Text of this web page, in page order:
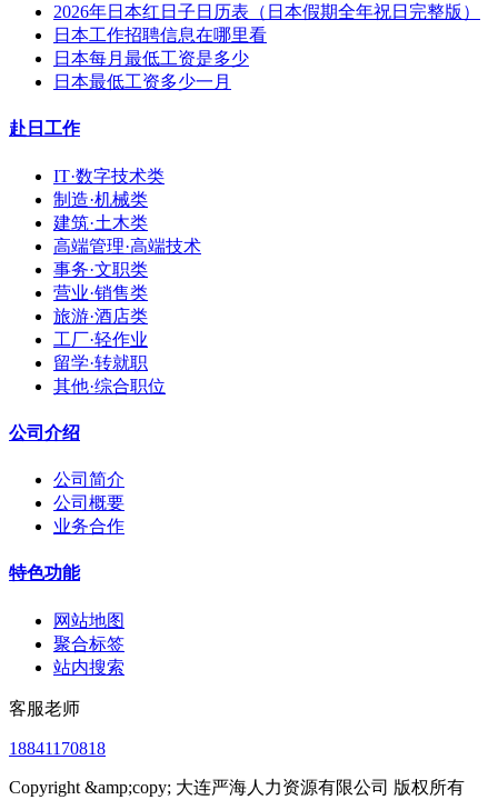
2026年日本红日子日历表（日本假期全年祝日完整版）
日本工作招聘信息在哪里看
日本每月最低工资是多少
日本最低工资多少一月
赴日工作
IT·数字技术类
制造·机械类
建筑·土木类
高端管理·高端技术
事务·文职类
营业·销售类
旅游·酒店类
工厂·轻作业
留学·转就职
其他·综合职位
公司介绍
公司简介
公司概要
业务合作
特色功能
网站地图
聚合标签
站内搜索
客服老师
18841170818
Copyright &amp;copy; 大连严海人力资源有限公司 版权所有